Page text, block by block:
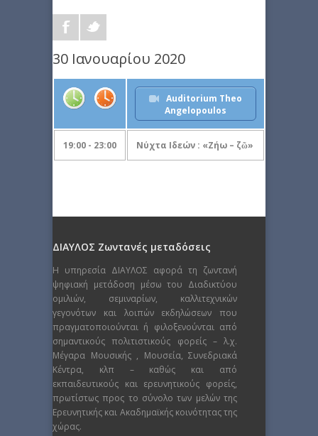
30 Ιανουαρίου 2020
Auditorium Theo
Angelopoulos
19:00 - 23:00 Νύχτα Ιδεών : «Ζήω – ζῶ»
ΔΙΑΥΛΟΣ Ζωντανές μεταδόσεις
Η υπηρεσία ΔΙΑΥΛΟΣ αφορά τη ζωντανή
ψηφιακή μετάδοση μέσω του Διαδικτύου
ομιλιών, σεμιναρίων, καλλιτεχνικών
γεγονότων και λοιπών εκδηλώσεων που
πραγματοποιούνται ή φιλοξενούνται από
σημαντικούς πολιτιστικούς φορείς – λ.χ.
Μέγαρα Μουσικής , Μουσεία, Συνεδριακά
Κέντρα, κλπ – καθώς και από
εκπαιδευτικούς και ερευνητικούς φορείς,
πρωτίστως προς το σύνολο των μελών της
Ερευνητικής και Ακαδημαϊκής κοινότητας της
χώρας.